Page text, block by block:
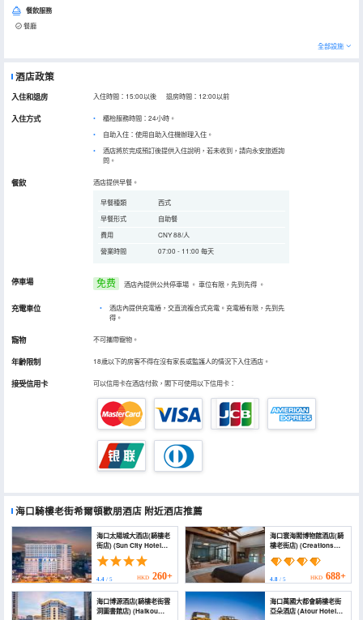
餐飲服務
餐廳
全部設施
酒店政策
入住和退房 入住時間：15:00以後 退房時間：12:00以前
入住方式
櫃枱服務時間：24小時。
自助入住：使用自助入住機辦理入住。
酒店將於完成預訂後提供入住說明，若未收到，請向永安旅遊詢
問。
餐飲 酒店提供早餐。
早餐種類
西式
早餐形式
自助餐
費用
CNY 88/人
營業時間
07:00 - 11:00 每天
停車場 免费 酒店內提供公共停車場 。 車位有限，先到先得 。
充電車位 •
酒店內提供充電樁，交直流複合式充電。充電樁有限，先到先
得。
寵物 不可攜帶寵物。
年齡限制 18歲以下的房客不得在沒有家長或監護人的情況下入住酒店。
接受信用卡 可以信用卡在酒店付款，閣下可使用以下信用卡：
海口騎樓老街希爾頓歡朋酒店 附近酒店推薦
海口太陽城大酒店(騎樓老
街店) (Sun City Hotel
(Haikou Qilou Old Street
Branch))
4.4 / 5 HKD 260+
海口寰海閣博物館酒店(騎
樓老街店) (Creations
4.8/ 5 HKD 688+
海口博源酒店(騎樓老街雲
洞圖書館店) (Haikou
海口萬國大都會騎樓老街
亞朵酒店 (Atour Hotel